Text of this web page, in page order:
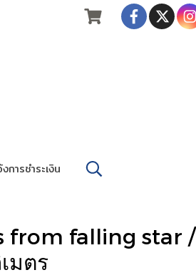
การชำระเงิน
from falling star /
มตร